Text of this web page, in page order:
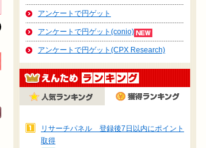
中古パソコンショッ
プ「Qualit（クオリ
BTOゲーミング
プリペイ
アンケートで円ゲット
アンケートで円ゲット(conio)
アンケートで円ゲット(CPX Research)
リサーチパネル 登録後7日以内にポイント
取得